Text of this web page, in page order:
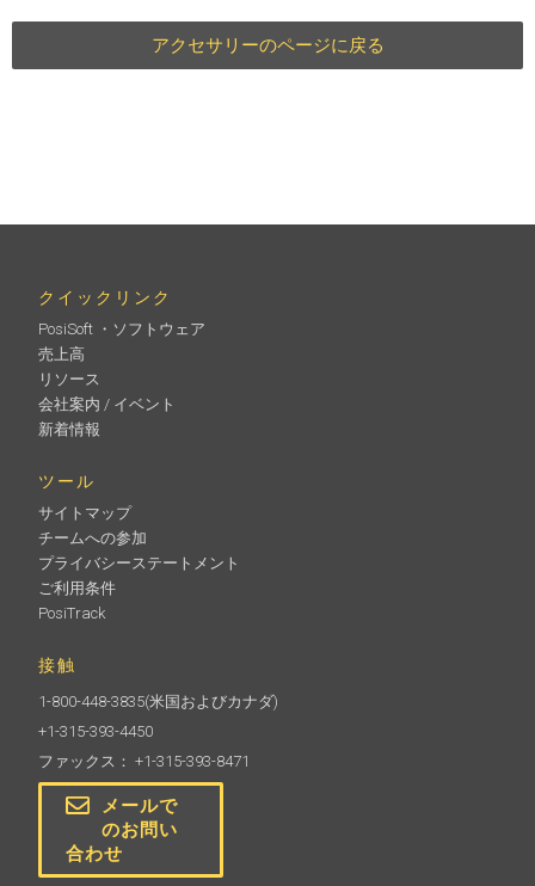
アクセサリーのページに戻る
クイックリンク
PosiSoft ・ソフトウェア
売上高
リソース
会社案内 / イベント
新着情報
ツール
サイトマップ
チームへの参加
プライバシーステートメント
ご利用条件
PosiTrack
接触
1-800-448-3835(米国およびカナダ)
+1-315-393-4450
ファックス： +1-315-393-8471
メールで
のお問い
合わせ